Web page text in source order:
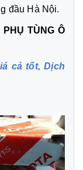
đầu Hà Nội.
PHỤ TÙNG Ô
cả tốt, Dịch